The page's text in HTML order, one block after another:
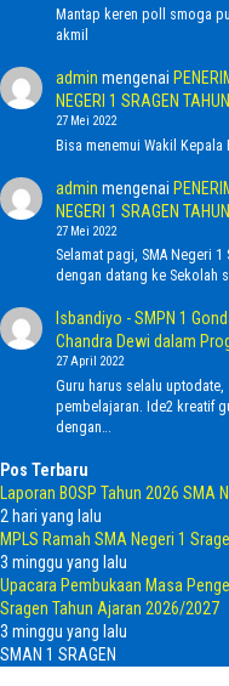
Mantap keren poll smoga
akmil
admin mengenai
NEGERI 1 SRAGEN
27 Mei 2022
Bisa menemui Wakil Kepala
admin mengenai
NEGERI 1 SRAGEN
27 Mei 2022
Selamat pagi, SMA Negeri
dengan datang ke Sekolah
Isbandiyo - SMPN 1
Chandra Dewi dalam
27 April 2022
Guru harus selalu
pembelajaran. Ide2 kreatif
dengan…
Pos Terbaru
Laporan BOSP Tahun 2026 SMA
2 hari yang lalu
MPLS Ramah SMA Negeri 1
3 minggu yang lalu
Upacara Pembukaan Masa
Sragen Tahun Ajaran 2026/2027
3 minggu yang lalu
SMAN 1 SRAGEN